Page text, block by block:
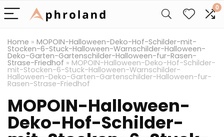
0
Home » MOPOIN-Halloween-Deko-Hof-Schilder-mit-
Stocken-6-Stuck-Halloween-Warnschilder-Halloween-
Deko-Garten-Gartenschilder-Halloween-fur-Rasen-
Strase-Friedhof » MOPOIN-Halloween-Deko-Hof-Schilder-
mit-Stocken-6-Stuck-Halloween-Warnschilder-
Halloween-Deko-Garten-Gartenschilder-Halloween-fur-
Rasen-Strase-Friedhof
MOPOIN-Halloween-
Deko-Hof-Schilder-